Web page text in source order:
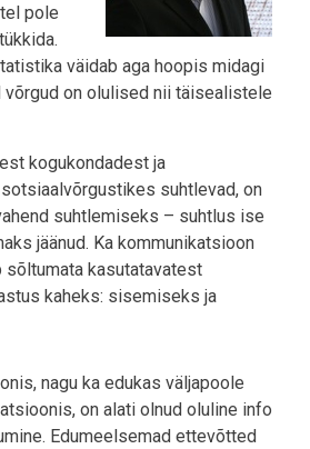
pole
väidab aga hoopis midagi
on olulised nii täisealistele
kogukondadest ja
suhtlevad, on
suhtlemiseks – suhtlus ise
jäänud. Ka kommunikatsioon
kasutatavatest
kaheks: sisemiseks ja
nagu ka edukas väljapoole
on alati olnud oluline info
Edumeelsemad ettevõtted